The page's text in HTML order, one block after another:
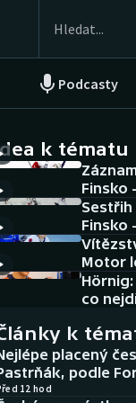
Podcasty
NEPŘEHLÉDNĚTE
Historické
Aplikace ČT
AZ kvíz
k tématu
Finsko
Sestřih
Finsko
Motor
co
k
placený
podle
12 hod